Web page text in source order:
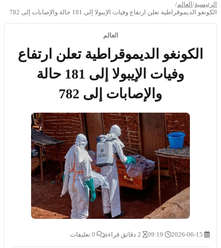
الرئيسية/ العالم/
الكونغو الديموقراطية تعلن ارتفاع وفيات الإيبولا إلى 181 حالة والإصابات إلى 782
العالم
الكونغو الديموقراطية تعلن ارتفاع
وفيات الإيبولا إلى 181 حالة
والإصابات إلى 782